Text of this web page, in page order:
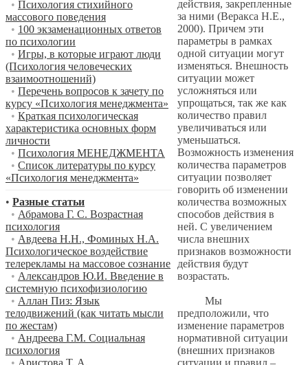
• Психология стихийного
массового поведения
• 100 экзаменационных ответов
по психологии
• Игры, в которые играют люди
(Психология человеческих
взаимоотношений)
• Перечень вопросов к зачету по
курсу «Психология менеджмента»
• Краткая психологическая
характеристика основных форм
личности
• Психология МЕНЕДЖМЕНТА
• Список литературы по курсу
«Психология менеджмента»
• Разные статьи
• Абрамова Г. С. Возрастная
психология
• Авдеева Н.Н., Фоминых Н.А.
Психологическое воздействие
телерекламы на массовое сознание
• Александров Ю.И. Введение в
системную психофизиологию
• Аллан Пиз: Язык
телодвижений (как читать мысли
по жестам)
• Андреева Г.М. Социальная
психология
• Аристова Т. А.
действия, закрепленные
за ними (Веракса Н.Е.,
2000). Причем эти
параметры в рамках
одной ситуации могут
изменяться. Внешность
ситуации может
усложняться или
упрощаться, так же как
количество правил
увеличиваться или
уменьшаться.
Возможность изменения
количества параметров
ситуации позволяет
говорить об изменении
количества возможных
способов действия в
ней. С увеличением
числа внешних
признаков возможности
действия будут
возрастать.
Мы
предположили, что
изменение параметров
нормативной ситуации
(внешних признаков
ситуации и правил –